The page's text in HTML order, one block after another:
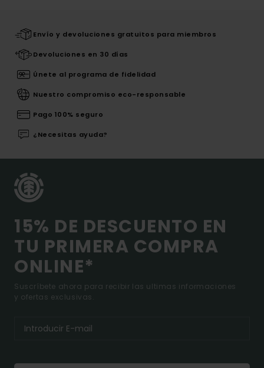
Envío y devoluciones gratuitos para miembros
Devoluciones en 30 días
Únete al programa de fidelidad
Nuestro compromiso eco-responsable
Pago 100% seguro
¿Necesitas ayuda?
15% DE DESCUENTO EN
TU PRIMERA COMPRA
ONLINE*
Suscríbete ahora para recibir las ultimas informaciones
y ofertas exclusivas.